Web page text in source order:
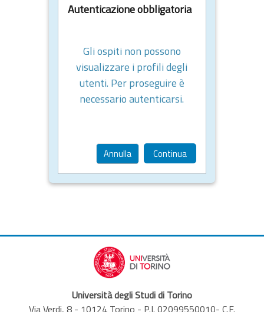
Autenticazione obbligatoria
Gli ospiti non possono
visualizzare i profili degli
utenti. Per proseguire è
necessario autenticarsi.
Annulla Continua
Università degli Studi di Torino
Via Verdi, 8 - 10124 Torino - P.I. 02099550010- C.F.